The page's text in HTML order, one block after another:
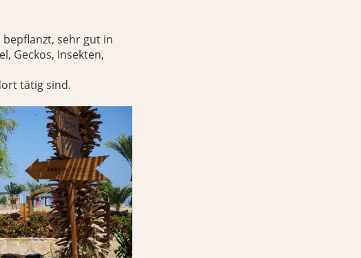
sehr gut in
Geckos, Insekten,
tätig sind.